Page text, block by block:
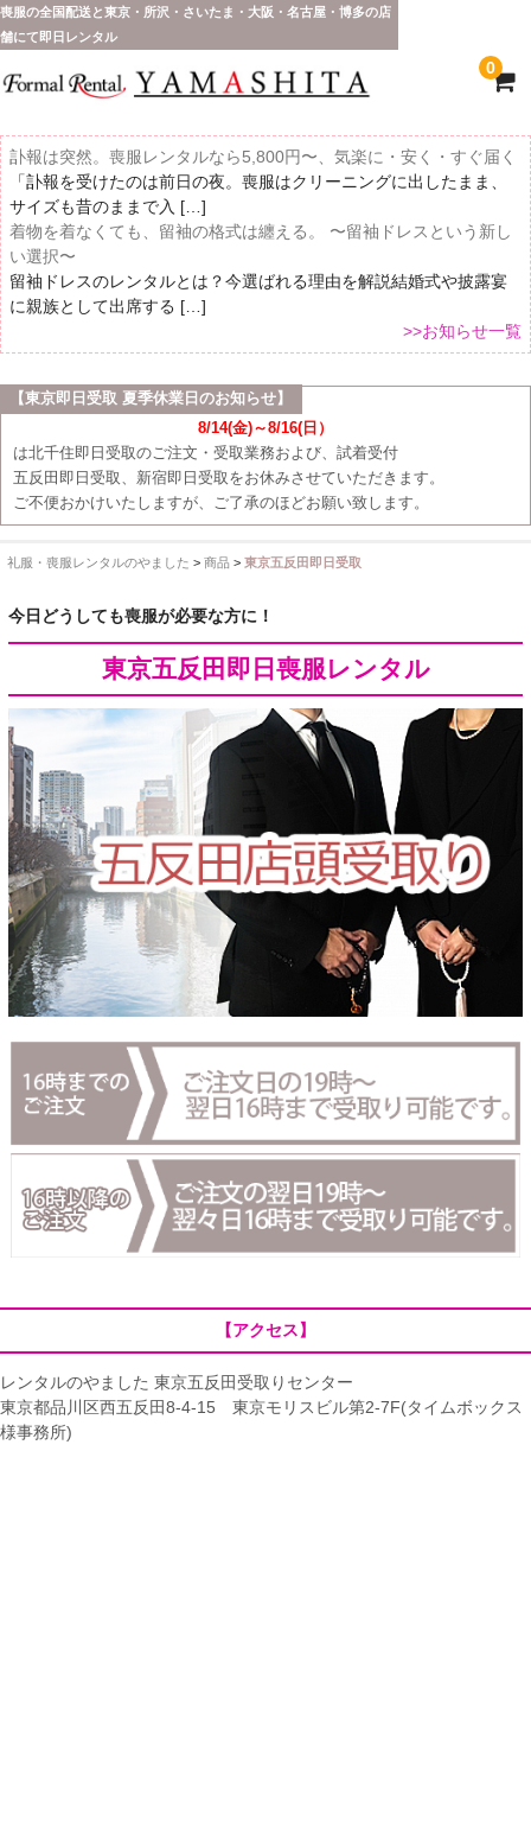
喪服の全国配送と東京・所沢・さいたま・大阪・名古屋・博多の店
舗にて即日レンタル
0
訃報は突然。喪服レンタルなら5,800円〜、気楽に・安く・すぐ届く
「訃報を受けたのは前日の夜。喪服はクリーニングに出したまま、
サイズも昔のままで入 […]
着物を着なくても、留袖の格式は纏える。 〜留袖ドレスという新し
い選択〜
留袖ドレスのレンタルとは？今選ばれる理由を解説結婚式や披露宴
に親族として出席する […]
>>お知らせ一覧
ホーム
全 国 配 送
受取り場所が選べます
東京即日バイク便
配送・お支払い方法
ご注文の流れ
よくあるご質問
【東京即日受取 夏季休業日のお知らせ】
8/14(金)～8/16(日）
は北千住即日受取のご注文・受取業務および、試着受付
五反田即日受取、新宿即日受取をお休みさせていただきます。
ご不便おかけいたしますが、ご了承のほどお願い致します。
礼服・喪服レンタルのやました > 商品> 東京五反田即日受取
今日どうしても喪服が必要な方に！
東京五反田即日喪服レンタル
【アクセス】
レンタルのやました 東京五反田受取りセンター
東京都品川区西五反田8-4-15 東京モリスビル第2-7F(タイムボックス
様事務所)